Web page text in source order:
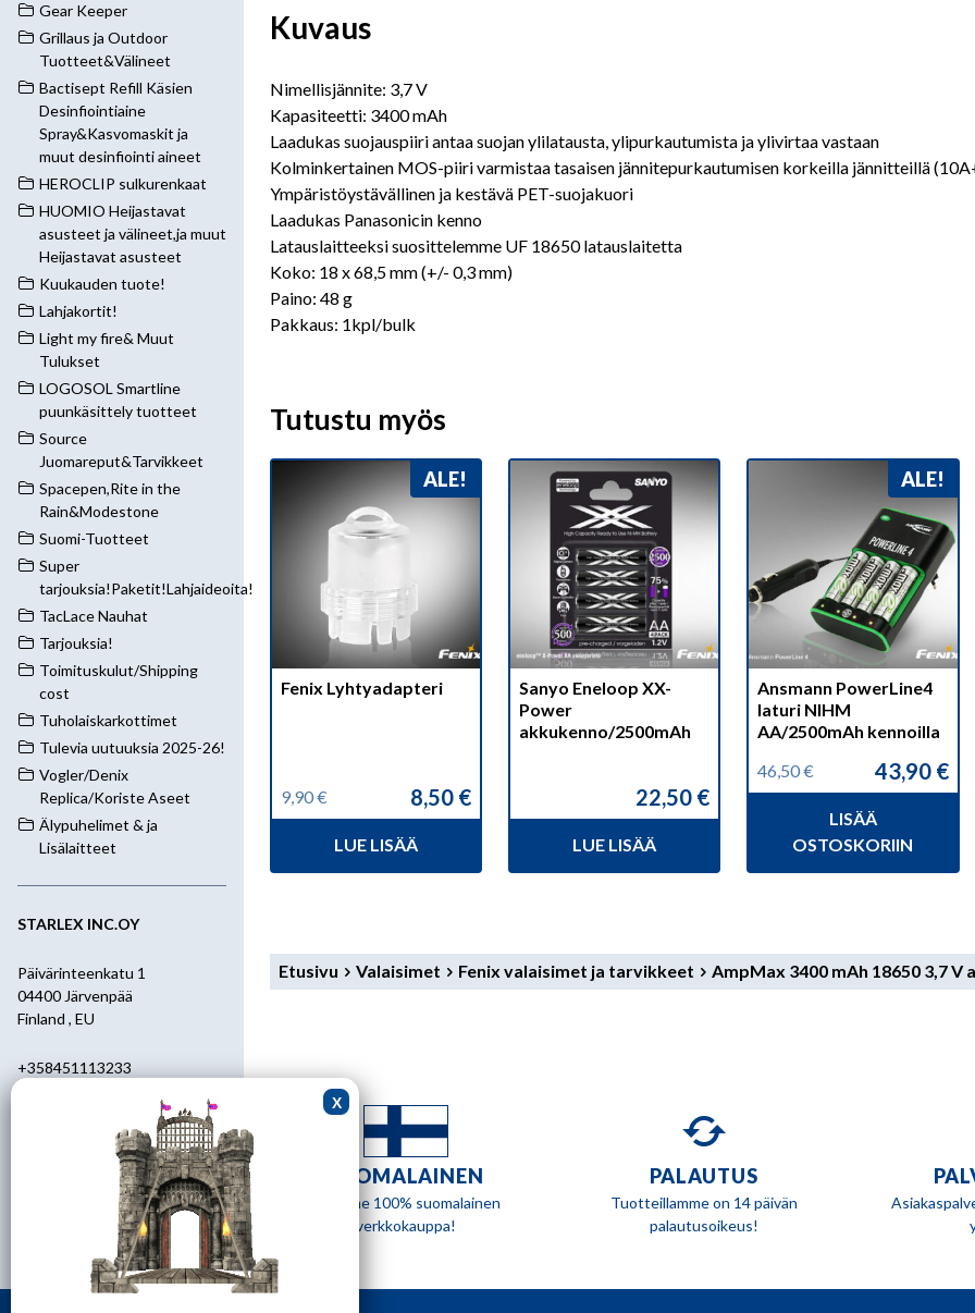
Gear Keeper
Grillaus ja Outdoor
Tuotteet&Välineet
Bactisept Refill Käsien
Desinfiointiaine
Spray&Kasvomaskit ja
muut desinfiointi aineet
HEROCLIP sulkurenkaat
HUOMIO Heijastavat
asusteet ja välineet,ja muut
Heijastavat asusteet
Kuukauden tuote!
Lahjakortit!
Light my fire& Muut
Tulukset
LOGOSOL Smartline
puunkäsittely tuotteet
Source
Juomareput&Tarvikkeet
Spacepen,Rite in the
Rain&Modestone
Suomi-Tuotteet
Super
tarjouksia!Paketit!Lahjaideoita!
TacLace Nauhat
Tarjouksia!
Toimituskulut/Shipping
cost
Tuholaiskarkottimet
Tulevia uutuuksia 2025-26!
Vogler/Denix
Replica/Koriste Aseet
Älypuhelimet & ja
Lisälaitteet
STARLEX INC.OY
Päivärinteenkatu 1
04400 Järvenpää
Finland , EU
+358451113233
starlex@kolumbus.fi
Asiakaspalvelu
ark.klo 08.30-17.00
Kuvaus
Nimellisjännite: 3,7 V
Kapasiteetti: 3400 mAh
Laadukas suojauspiiri antaa suojan ylilatausta, ylipurkautumista ja ylivirtaa vastaan
Kolminkertainen MOS-piiri varmistaa tasaisen jännitepurkautumisen korkeilla jännitteillä
Ympäristöystävällinen ja kestävä PET-suojakuori
Laadukas Panasonicin kenno
Latauslaitteeksi suosittelemme UF 18650 latauslaitetta
Koko: 18 x 68,5 mm (+/- 0,3 mm)
Paino: 48 g
Pakkaus: 1kpl/bulk
Tutustu myös
ALE!
Fenix Lyhtyadapteri
9,90€
Alkuperäinen
9,90 €.
8,50 €
Nykyinen
8,50 €.
LUE LISÄÄ
Sanyo Eneloop XX-
Power
akkukenno/2500mAh
22,50 €
LUE LISÄÄ
ALE!
Ansmann PowerLine4
laturi NIHM
AA/2500mAh kennoilla
46,50€
Alkuperäinen
46,50 €.
43,90 €
Nykyinen
43,90 €.
LISÄÄ
OSTOSKORIIN
Etusivu Valaisimet Fenix valaisimet ja tarvikkeet AmpMax 3400 mAh 18650 3,7 V
SUOMALAINEN
Olemme 100% suomalainen
verkkokauppa!
PALAUTUS
Tuotteillamme on 14 päivän
palautusoikeus!